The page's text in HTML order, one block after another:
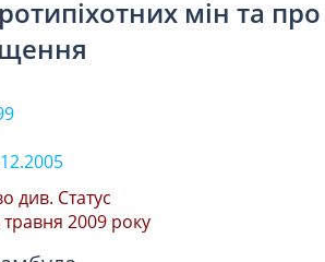
мін та про
див. Статус
2009 року